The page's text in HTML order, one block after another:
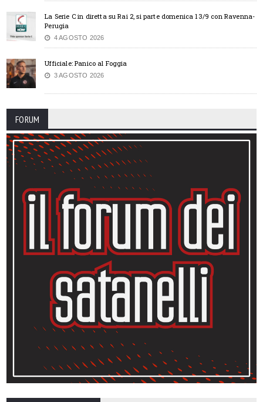
La Serie C in diretta su Rai 2, si parte domenica 13/9 con Ravenna-
Perugia
4 AGOSTO 2026
Ufficiale: Panico al Foggia
3 AGOSTO 2026
FORUM